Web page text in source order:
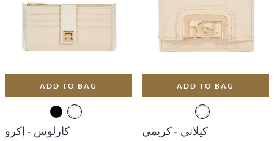
ADD TO BAG
كيلاني - كريمي
ADD TO BAG
كارلوس - إكرو